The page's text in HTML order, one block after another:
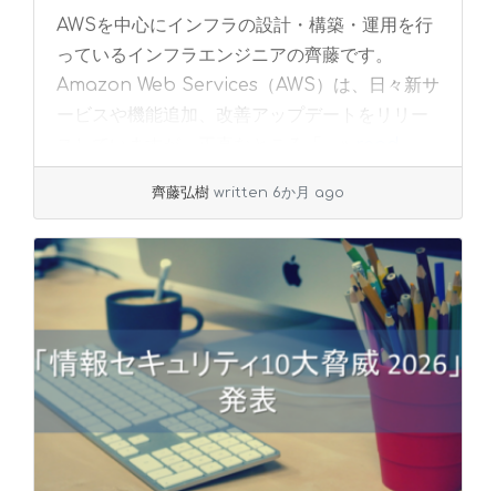
AWSを中心にインフラの設計・構築・運用を行
っているインフラエンジニアの齊藤です。
Amazon Web Services（AWS）は、日々新サ
ービスや機能追加、改善アップデートをリリー
齊藤弘樹 written 6か月 ago